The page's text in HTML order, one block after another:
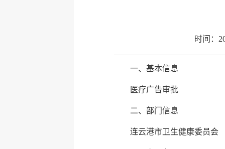
时间：
一、基本信息
医疗广告审批
二、部门信息
连云港市卫生健康委员会